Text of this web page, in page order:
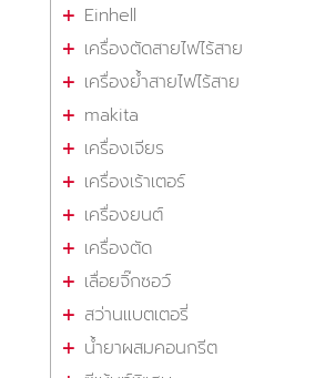
Einhell
เครื่องตัดสายไฟไร้สาย
เครื่องย้ำสายไฟไร้สาย
makita
เครื่องเจียร
เครื่องเร้าเตอร์
เครื่องยนต์
เครื่องตัด
เลื่อยจิ๊กซอว์
สว่านแบตเตอรี่
น้ำยาผสมคอนกรีต